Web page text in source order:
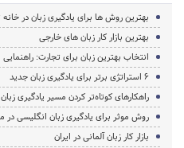
بهترین روش ها برای یادگیری زبان در خانه
بهترین بازار کار زبان های خارجی
انتخاب بهترین زبان برای تجارت:
6 استراتژی برتر برای یادگیری زبان جدید
راهکارهای کوتاه‌تر کردن مسیر یادگیری زبان
روش موثر برای یادگیری زبان انگلیسی
بازار کار زبان آلمانی در ایران